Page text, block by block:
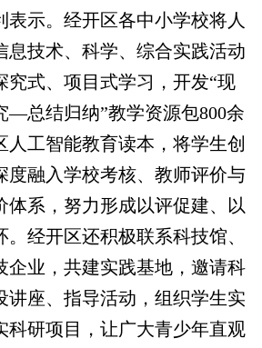
表示。经开区各中小学校将人
息技术、科学、综合实践活动
究式、项目式学习，开发“现
总结归纳”教学资源包800余
人工智能教育读本，将学生创
度融入学校考核、教师评价与
体系，努力形成以评促建、以
经开区还积极联系科技馆、
企业，共建实践基地，邀请科
讲座、指导活动，组织学生实
科研项目，让广大青少年直观